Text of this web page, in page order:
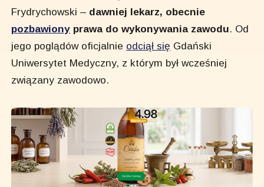
Frydrychowski – dawniej lekarz, obecnie
pozbawiony prawa do wykonywania zawodu. Od
jego poglądów oficjalnie odciął się Gdański
Uniwersytet Medyczny, z którym był wcześniej
związany zawodowo.